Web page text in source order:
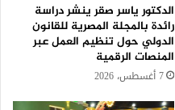
الدكتور ياسر صقر ينشر دراسة
رائدة بالمجلة المصرية للقانون
الدولي حول تنظيم العمل عبر
المنصات الرقمية
7 أغسطس، 2026